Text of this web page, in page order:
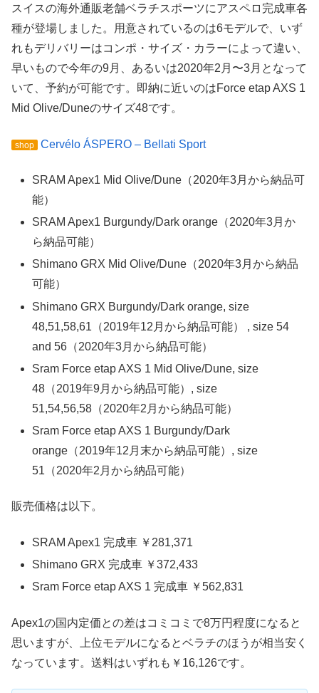
スイスの海外通販老舗ベラチスポーツにアスペロ完成車各
種が登場しました。用意されているのは6モデルで、いず
れもデリバリーはコンポ・サイズ・カラーによって違い、
早いもので今年の9月、あるいは2020年2月〜3月となって
いて、予約が可能です。即納に近いのはForce etap AXS 1
Mid Olive/Duneのサイズ48です。
shop Cervélo ÁSPERO – Bellati Sport
SRAM Apex1 Mid Olive/Dune（2020年3月から納品可
能）
SRAM Apex1 Burgundy/Dark orange（2020年3月か
ら納品可能）
Shimano GRX Mid Olive/Dune（2020年3月から納品
可能）
Shimano GRX Burgundy/Dark orange, size
48,51,58,61（2019年12月から納品可能） , size 54
and 56（2020年3月から納品可能）
Sram Force etap AXS 1 Mid Olive/Dune, size
48（2019年9月から納品可能）, size
51,54,56,58（2020年2月から納品可能）
Sram Force etap AXS 1 Burgundy/Dark
orange（2019年12月末から納品可能）, size
51（2020年2月から納品可能）
販売価格は以下。
SRAM Apex1 完成車 ￥281,371
Shimano GRX 完成車 ￥372,433
Sram Force etap AXS 1 完成車 ￥562,831
Apex1の国内定価との差はコミコミで8万円程度になると
思いますが、上位モデルになるとベラチのほうが相当安く
なっています。送料はいずれも￥16,126です。